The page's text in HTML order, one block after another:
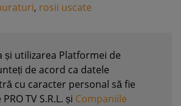
, rosii uscate
și utilizarea Platformei de
de acord ca datele
cu caracter personal să fie
TV S.R.L. și Companiile